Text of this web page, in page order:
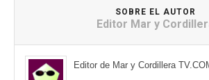
SOBRE EL AUTOR
Editor Mar y
Editor de Mar y Cordillera